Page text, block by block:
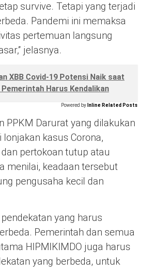
survive. Tetapi yang terjadi
Pandemi ini memaksa
pertemuan langsung
jelasnya.
XBB Covid-19 Potensi Naik saat
Pemerintah Harus Kendalikan
Powered by Inline Related Posts
PPKM Darurat yang dilakukan
kasus Corona,
pertokoan tutup atau
menilai, keadaan tersebut
pengusaha kecil dan
yang harus
Pemerintah dan semua
HIPMIKIMDO juga harus
yang berbeda, untuk